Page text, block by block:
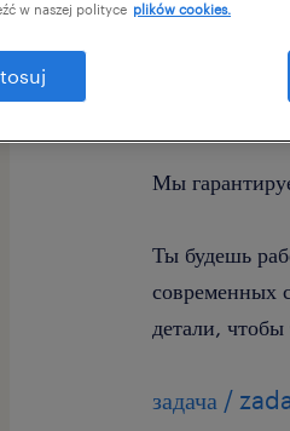
Желаешь
Ознакомься
Мы
Ты будешь
современных
детали,
задача /
w naszej polityce plików cookies.